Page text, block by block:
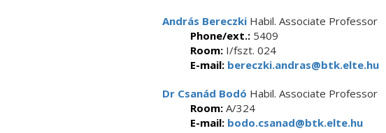
András Bereczki Habil. Associate Professor
Phone/ext.: 5409
Room: I/fszt. 024
E-mail: bereczki.andras@btk.elte.hu
Dr Csanád Bodó Habil. Associate Professor
Room: A/324
E-mail: bodo.csanad@btk.elte.hu